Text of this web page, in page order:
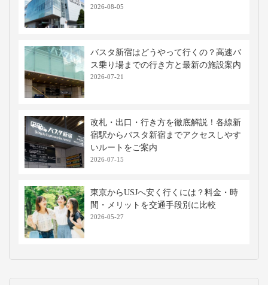
2026-08-05
バスタ新宿はどうやって行くの？高速バ
ス乗り場までの行き方と最新の施設案内
2026-07-21
改札・出口・行き方を徹底解説！各線新
宿駅からバスタ新宿までアクセスしやす
いルートをご案内
2026-07-15
東京からUSJへ安く行くには？料金・時
間・メリットを交通手段別に比較
2026-05-27